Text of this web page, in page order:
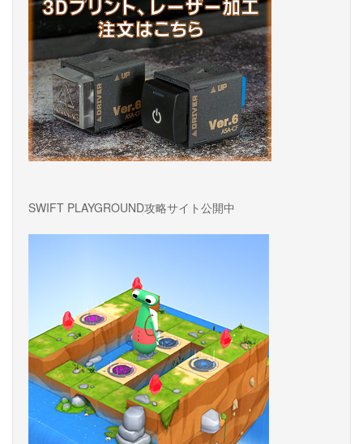
ン
SWIFT PLAYGROUND攻略サイト公開中